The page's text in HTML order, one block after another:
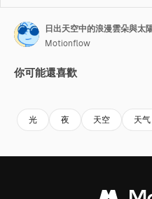
日出天空中的浪漫雲朵與太
Motionflow
你可能還喜歡
光 夜 天空 天气